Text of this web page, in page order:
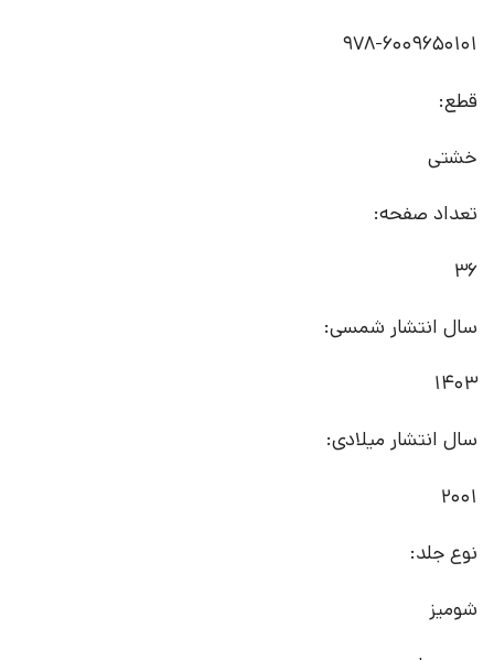
978-6009650101
قطع:
خشتی
تعداد صفحه:
36
سال انتشار شمسی:
1403
سال انتشار میلادی:
2001
نوع جلد:
شومیز